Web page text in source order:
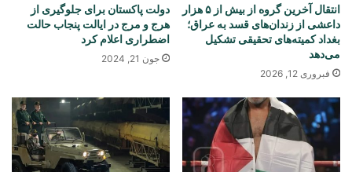
انتقال آخرین گروه از بیش از ۵ هزار
داعشی از زندان‌های قسد به عراق؛
بغداد کمیته‌های تحقیقی تشکیل
می‌دهد
فبروری 12, 2026
دولت پاکستان برای جلوگیری از
هرج و مرج در ایالت پنجاب حالت
اضطراری اعلام کرد
جون 21, 2024